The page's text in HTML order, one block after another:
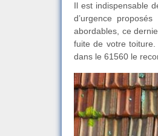
Il est indispensable
d’urgence
abordables, ce
fuite de votre
dans le 61560 le